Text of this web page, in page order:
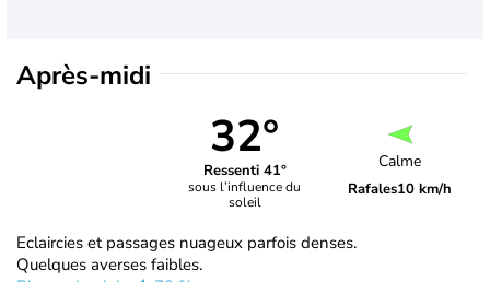
Après-midi
32°
Ressenti 41°
sous l’influence du
soleil
Calme
Rafales10 km/h
Eclaircies et passages nuageux parfois denses.
Quelques averses faibles.